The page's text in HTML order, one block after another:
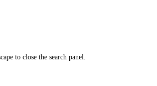
to close the search panel.